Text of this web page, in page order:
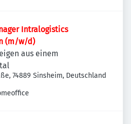
Intralogistics
(m/w/d)
aus einem
74889 Sinsheim, Deutschland